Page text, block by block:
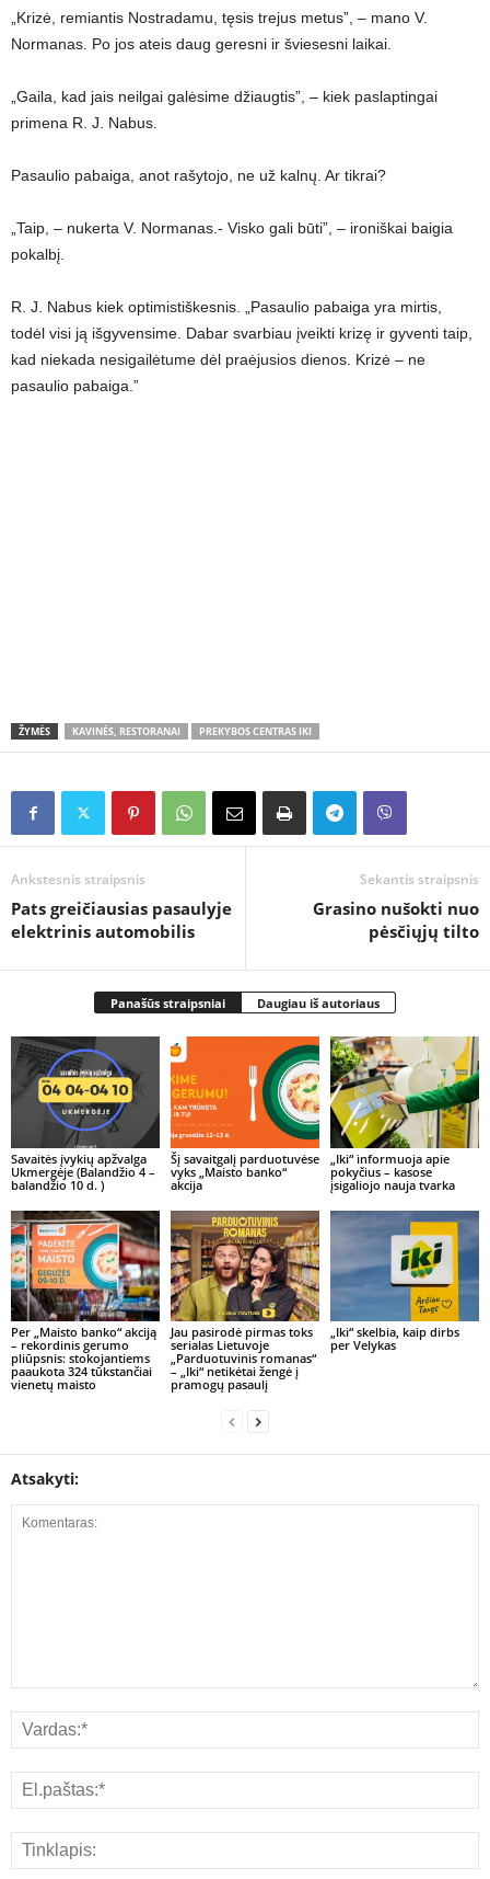
„Krizė, remiantis Nostradamu, tęsis trejus metus”, – mano V.
Normanas. Po jos ateis daug geresni ir šviesesni laikai.
„Gaila, kad jais neilgai galėsime džiaugtis”, – kiek paslaptingai
primena R. J. Nabus.
Pasaulio pabaiga, anot rašytojo, ne už kalnų. Ar tikrai?
„Taip, – nukerta V. Normanas.- Visko gali būti”, – ironiškai baigia
pokalbį.
R. J. Nabus kiek optimistiškesnis. „Pasaulio pabaiga yra mirtis,
todėl visi ją išgyvensime. Dabar svarbiau įveikti krizę ir gyventi taip,
kad niekada nesigailėtume dėl praėjusios dienos. Krizė – ne
pasaulio pabaiga.”
ŽYMĖS KAVINĖS, RESTORANAI PREKYBOS CENTRAS IKI
Ankstesnis straipsnis
Pats greičiausias pasaulyje
elektrinis automobilis
Sekantis straipsnis
Grasino nušokti nuo
pėsčiųjų tilto
Panašūs straipsniai Daugiau iš autoriaus
Savaitės įvykių apžvalga
Ukmergėje (Balandžio 4 –
balandžio 10 d. )
Šį savaitgalį parduotuvėse
vyks „Maisto banko“
akcija
„Iki“ informuoja apie
pokyčius – kasose
įsigaliojo nauja tvarka
Per „Maisto banko“ akciją
– rekordinis gerumo
pliūpsnis: stokojantiems
paaukota 324 tūkstančiai
vienetų maisto
Jau pasirodė pirmas toks
serialas Lietuvoje
„Parduotuvinis romanas“
– „Iki“ netikėtai žengė į
pramogų pasaulį
„Iki“ skelbia, kaip dirbs
per Velykas
Atsakyti: